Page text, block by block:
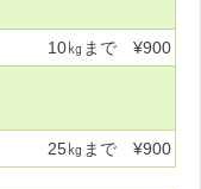
10㎏まで ¥900
25㎏まで ¥900